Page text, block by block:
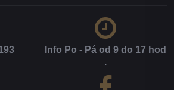
Info Po - Pá od 9 do 17 hod​
.